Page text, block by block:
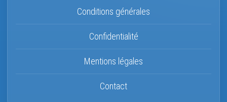
Conditions générales
Confidentialité
Mentions légales
Contact